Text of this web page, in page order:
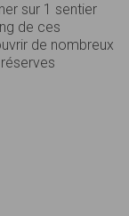
sur 1 sentier
de ces
de nombreux